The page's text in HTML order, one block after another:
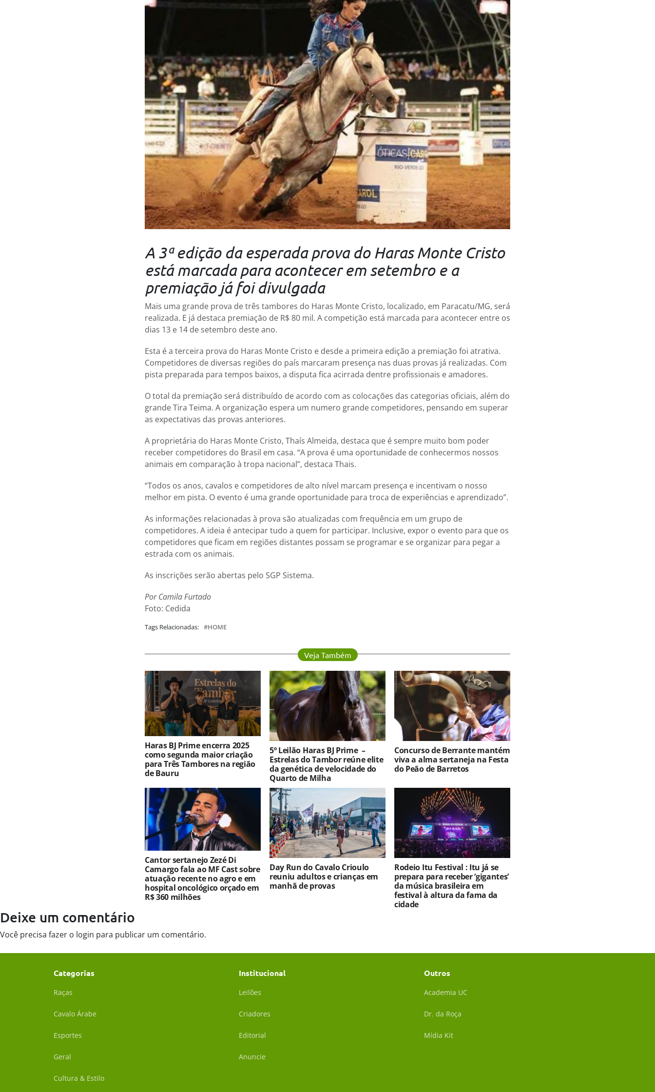
A 3ª edição da esperada prova do Haras Monte Cristo
está marcada para acontecer em setembro e a
premiação já foi divulgada
Mais uma grande prova de três tambores do Haras Monte Cristo, localizado, em Paracatu/MG, será
realizada. E já destaca premiação de R$ 80 mil. A competição está marcada para acontecer entre os
dias 13 e 14 de setembro deste ano.
Esta é a terceira prova do Haras Monte Cristo e desde a primeira edição a premiação foi atrativa.
Competidores de diversas regiões do país marcaram presença nas duas provas já realizadas. Com
pista preparada para tempos baixos, a disputa fica acirrada dentre profissionais e amadores.
O total da premiação será distribuído de acordo com as colocações das categorias oficiais, além do
grande Tira Teima. A organização espera um numero grande competidores, pensando em superar
as expectativas das provas anteriores.
A proprietária do Haras Monte Cristo, Thaís Almeida, destaca que é sempre muito bom poder
receber competidores do Brasil em casa. “A prova é uma oportunidade de conhecermos nossos
animais em comparação à tropa nacional”, destaca Thais.
“Todos os anos, cavalos e competidores de alto nível marcam presença e incentivam o nosso
melhor em pista. O evento é uma grande oportunidade para troca de experiências e aprendizado”.
As informações relacionadas à prova são atualizadas com frequência em um grupo de
competidores. A ideia é antecipar tudo a quem for participar. Inclusive, expor o evento para que os
competidores que ficam em regiões distantes possam se programar e se organizar para pegar a
estrada com os animais.
As inscrições serão abertas pelo SGP Sistema.
Por Camila Furtado
Foto: Cedida
Tags Relacionadas: HOME
Veja Também
Haras BJ Prime encerra 2025
como segunda maior criação
para Três Tambores na região
de Bauru
5º Leilão Haras BJ Prime –
Estrelas do Tambor reúne elite
da genética de velocidade do
Quarto de Milha
Concurso de Berrante mantém
viva a alma sertaneja na Festa
do Peão de Barretos
Cantor sertanejo Zezé Di
Camargo fala ao MF Cast sobre
atuação recente no agro e em
hospital oncológico orçado em
R$ 360 milhões
Day Run do Cavalo Crioulo
reuniu adultos e crianças em
manhã de provas
Rodeio Itu Festival : Itu já se
prepara para receber ‘gigantes’
da música brasileira em
festival à altura da fama da
cidade
Deixe um comentário
Você precisa fazer o login para publicar um comentário.
Categorias
Raças
Cavalo Árabe
Esportes
Geral
Cultura & Estilo
Institucional
Leilões
Criadores
Editorial
Anuncie
Outros
Academia UC
Dr. da Roça
Mídia Kit